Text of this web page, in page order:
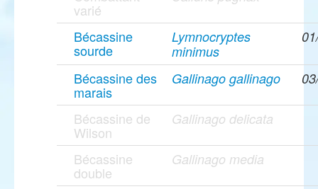
varié
Bécassine
sourde
Lymnocryptes
minimus
Bécassine des
marais
Gallinago gallinago
Bécassine de
Wilson
Gallinago delicata
Bécassine
double
Gallinago media